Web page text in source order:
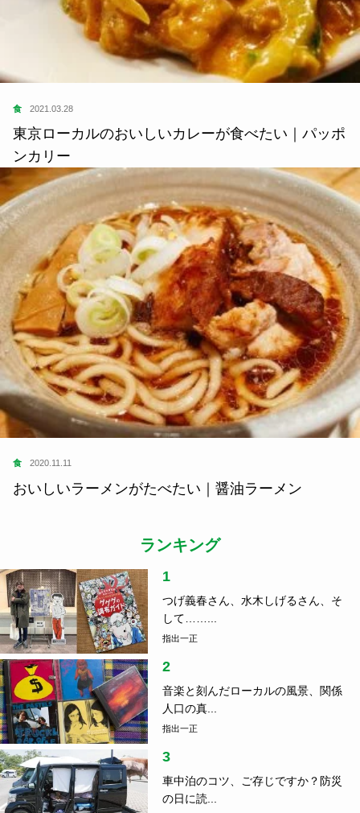
食 2021.03.28
東京ローカルのおいしいカレーが食べたい｜パッポ
ンカリー
食 2020.11.11
おいしいラーメンがたべたい｜醤油ラーメン
ランキング
1
つげ義春さん、水木しげるさん、そ
して……...
指出一正
2
音楽と刻んだローカルの風景、関係
人口の真...
指出一正
3
車中泊のコツ、ご存じですか？防災
の日に読...